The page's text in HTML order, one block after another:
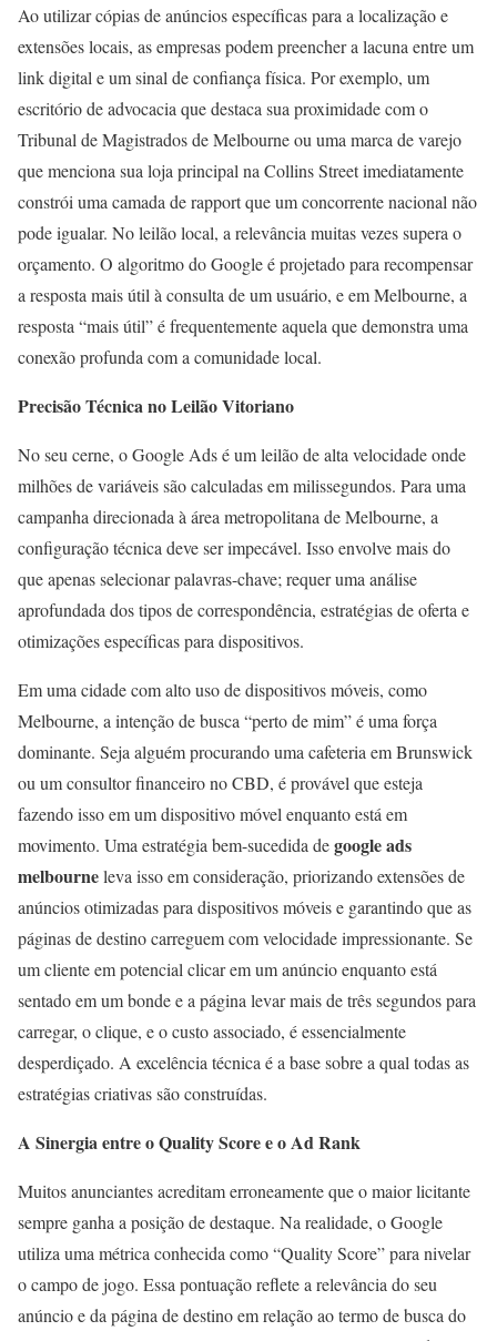
Ao utilizar cópias de anúncios específicas para a localização e
extensões locais, as empresas podem preencher a lacuna entre um
link digital e um sinal de confiança física. Por exemplo, um
escritório de advocacia que destaca sua proximidade com o
Tribunal de Magistrados de Melbourne ou uma marca de varejo
que menciona sua loja principal na Collins Street imediatamente
constrói uma camada de rapport que um concorrente nacional não
pode igualar. No leilão local, a relevância muitas vezes supera o
orçamento. O algoritmo do Google é projetado para recompensar
a resposta mais útil à consulta de um usuário, e em Melbourne, a
resposta “mais útil” é frequentemente aquela que demonstra uma
conexão profunda com a comunidade local.
Precisão Técnica no Leilão Vitoriano
No seu cerne, o Google Ads é um leilão de alta velocidade onde
milhões de variáveis são calculadas em milissegundos. Para uma
campanha direcionada à área metropolitana de Melbourne, a
configuração técnica deve ser impecável. Isso envolve mais do
que apenas selecionar palavras-chave; requer uma análise
aprofundada dos tipos de correspondência, estratégias de oferta e
otimizações específicas para dispositivos.
Em uma cidade com alto uso de dispositivos móveis, como
Melbourne, a intenção de busca “perto de mim” é uma força
dominante. Seja alguém procurando uma cafeteria em Brunswick
ou um consultor financeiro no CBD, é provável que esteja
fazendo isso em um dispositivo móvel enquanto está em
movimento. Uma estratégia bem-sucedida degoogle ads
melbourneleva isso em consideração, priorizando extensões de
anúncios otimizadas para dispositivos móveis e garantindo que as
páginas de destino carreguem com velocidade impressionante. Se
um cliente em potencial clicar em um anúncio enquanto está
sentado em um bonde e a página levar mais de três segundos para
carregar, o clique, e o custo associado, é essencialmente
desperdiçado. A excelência técnica é a base sobre a qual todas as
estratégias criativas são construídas.
A Sinergia entre o Quality Score e o Ad Rank
Muitos anunciantes acreditam erroneamente que o maior licitante
sempre ganha a posição de destaque. Na realidade, o Google
utiliza uma métrica conhecida como “Quality Score” para nivelar
o campo de jogo. Essa pontuação reflete a relevância do seu
anúncio e da página de destino em relação ao termo de busca do